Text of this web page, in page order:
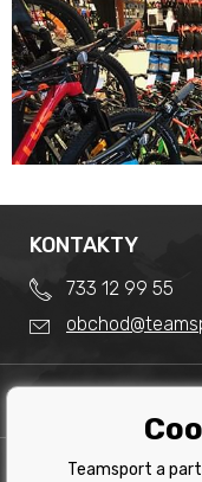
Obchodní
Splátkový prodej
PRODEJNA
KONTAKTY
733 12 99 55
Teamsport a